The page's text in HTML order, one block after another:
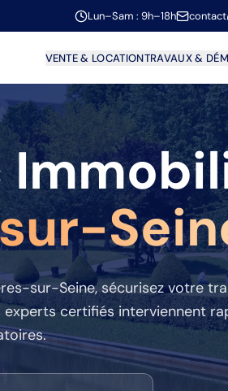
Lun–Sam : 9h–18h
VENTE & LOCATIONTRAVAUX &
sur-Seine, sécurisez votre
certifiés interviennent